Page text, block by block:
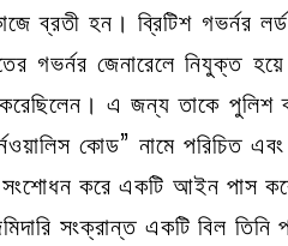
ব্রতী হন। ব্রিটিশ গভর্নর
গভর্নর জেনারেলে নিযুক্ত হয়ে
এ জন্য তাকে
কোড” নামে পরিচিত এবং
করে একটি আইন পাস
সংক্রান্ত একটি বিল